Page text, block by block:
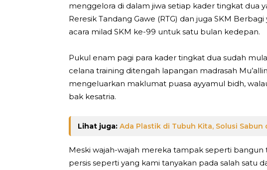
menggelora di dalam jiwa setiap kader tingkat dua
Reresik Tandang Gawe (RTG) dan juga SKM
acara milad SKM ke-99 untuk satu bulan kedepan.
Pukul enam pagi para kader tingkat dua sudah
celana training ditengah lapangan madrasah
mengeluarkan maklumat puasa ayyamul bidh,
bak kesatria.
Lihat juga: Ada Plastik di Tubuh Kita, Solusi
Meski wajah-wajah mereka tampak seperti
persis seperti yang kami tanyakan pada salah satu